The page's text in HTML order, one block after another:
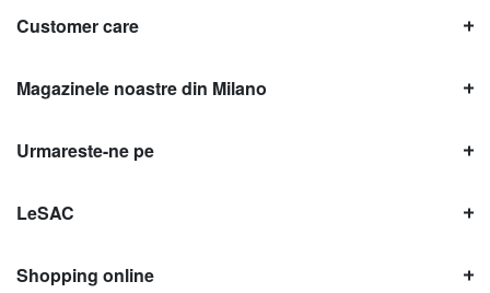
Customer care
Magazinele noastre din Milano
Urmareste-ne pe
LeSAC
Shopping online